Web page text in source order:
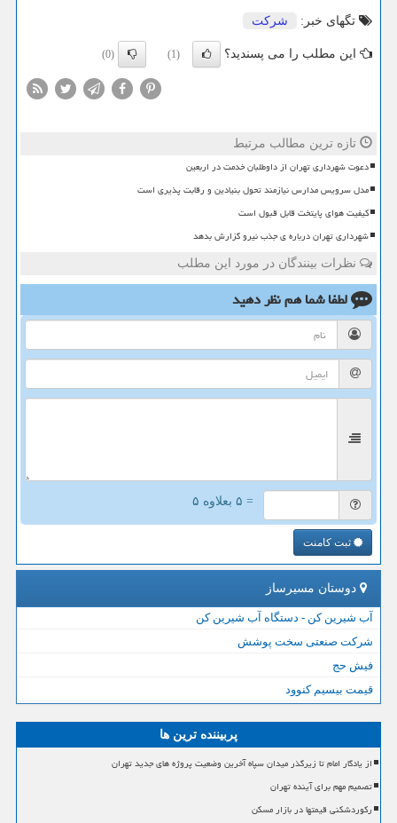
تگهای خبر:
شركت
این مطلب را می پسندید؟ (1)
(0)
تازه ترین مطالب مرتبط
دعوت شهرداری تهران از داوطلبان خدمت در اربعین
مدل سرویس مدارس نیازمند تحول بنیادین و رقابت پذیری است
کیفیت هوای پایتخت قابل قبول است
شهرداری تهران درباره ی جذب نیرو گزارش بدهد
نظرات بینندگان در مورد این مطلب
لطفا شما همنظر دهید
= ۵ بعلاوه ۵
ثبت کامنت
دوستان مسیرساز
آب شیرین کن - دستگاه آب شیرین کن
شرکت صنعتی سخت پوشش
فیش حج
قیمت بیسیم کنوود
پربیننده ترین ها
از یادگار امام تا زیرگذر میدان سپاه آخرین وضعیت پروژه های جدید تهران
تصمیم مهم برای آینده تهران
رکوردشکنی قیمتها در بازار مسکن